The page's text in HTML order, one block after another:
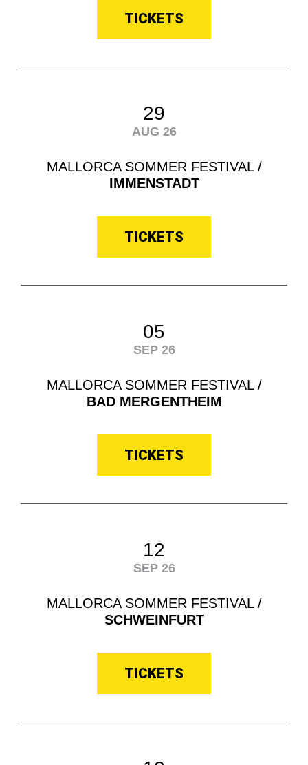
TICKETS
29
AUG 26
MALLORCA SOMMER FESTIVAL /
IMMENSTADT
TICKETS
05
SEP 26
MALLORCA SOMMER FESTIVAL /
BAD MERGENTHEIM
TICKETS
12
SEP 26
MALLORCA SOMMER FESTIVAL /
SCHWEINFURT
TICKETS